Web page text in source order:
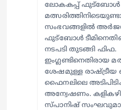
ലോകകപ്പ് ഫുട്‌ബോള്‍
സംഭവങ്ങളില്‍
ഫുട്‌ബോള്‍
നടപടി തുടങ്ങി ഫിഫ.
ഇംഗ്ലണ്ടിനെതിരായ
ശേഷമുള്ള രാഷ്ട്രീയ
ഫൈനലിലെ
അന്വേഷണം.
സ്പാനിഷ്